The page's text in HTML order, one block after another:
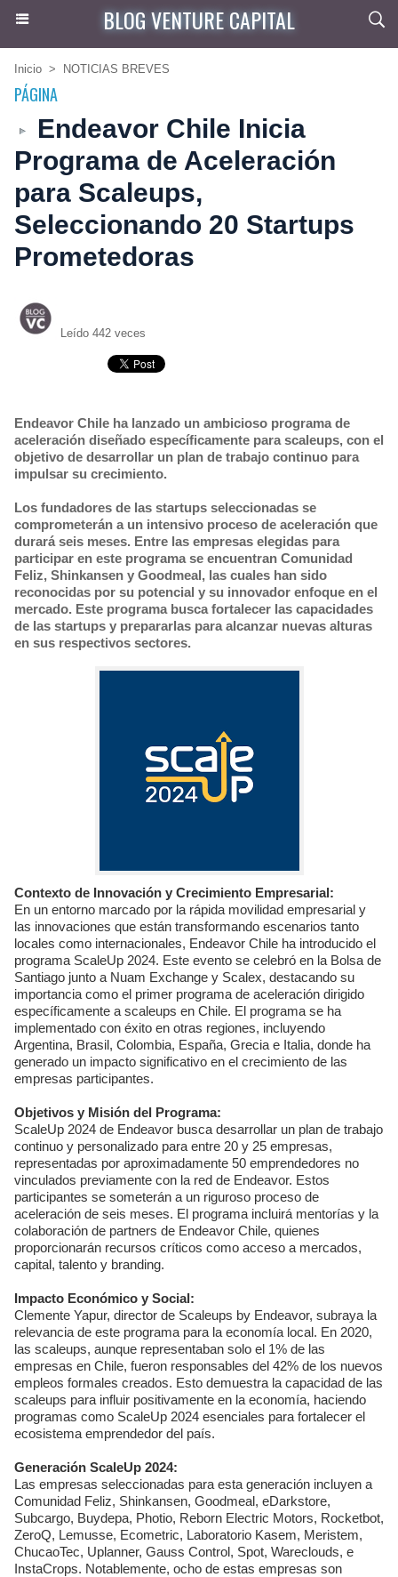
BLOG VENTURE CAPITAL
Inicio > NOTICIAS BREVES
PÁGINA
Endeavor Chile Inicia
Programa de Aceleración
para Scaleups,
Seleccionando 20 Startups
Prometedoras
Leído 442 veces
Endeavor Chile ha lanzado un ambicioso programa de
aceleración diseñado específicamente para scaleups, con el
objetivo de desarrollar un plan de trabajo continuo para
impulsar su crecimiento.
Los fundadores de las startups seleccionadas se
comprometerán a un intensivo proceso de aceleración que
durará seis meses. Entre las empresas elegidas para
participar en este programa se encuentran Comunidad
Feliz, Shinkansen y Goodmeal, las cuales han sido
reconocidas por su potencial y su innovador enfoque en el
mercado. Este programa busca fortalecer las capacidades
de las startups y prepararlas para alcanzar nuevas alturas
en sus respectivos sectores.
Contexto de Innovación y Crecimiento Empresarial:
En un entorno marcado por la rápida movilidad empresarial y
las innovaciones que están transformando escenarios tanto
locales como internacionales, Endeavor Chile ha introducido el
programa ScaleUp 2024. Este evento se celebró en la Bolsa de
Santiago junto a Nuam Exchange y Scalex, destacando su
importancia como el primer programa de aceleración dirigido
específicamente a scaleups en Chile. El programa se ha
implementado con éxito en otras regiones, incluyendo
Argentina, Brasil, Colombia, España, Grecia e Italia, donde ha
generado un impacto significativo en el crecimiento de las
empresas participantes.
Objetivos y Misión del Programa:
ScaleUp 2024 de Endeavor busca desarrollar un plan de trabajo
continuo y personalizado para entre 20 y 25 empresas,
representadas por aproximadamente 50 emprendedores no
vinculados previamente con la red de Endeavor. Estos
participantes se someterán a un riguroso proceso de
aceleración de seis meses. El programa incluirá mentorías y la
colaboración de partners de Endeavor Chile, quienes
proporcionarán recursos críticos como acceso a mercados,
capital, talento y branding.
Impacto Económico y Social:
Clemente Yapur, director de Scaleups by Endeavor, subraya la
relevancia de este programa para la economía local. En 2020,
las scaleups, aunque representaban solo el 1% de las
empresas en Chile, fueron responsables del 42% de los nuevos
empleos formales creados. Esto demuestra la capacidad de las
scaleups para influir positivamente en la economía, haciendo
programas como ScaleUp 2024 esenciales para fortalecer el
ecosistema emprendedor del país.
Generación ScaleUp 2024:
Las empresas seleccionadas para esta generación incluyen a
Comunidad Feliz, Shinkansen, Goodmeal, eDarkstore,
Subcargo, Buydepa, Photio, Reborn Electric Motors, Rocketbot,
ZeroQ, Lemusse, Ecometric, Laboratorio Kasem, Meristem,
ChucaoTec, Uplanner, Gauss Control, Spot, Wareclouds, e
InstaCrops. Notablemente, ocho de estas empresas son